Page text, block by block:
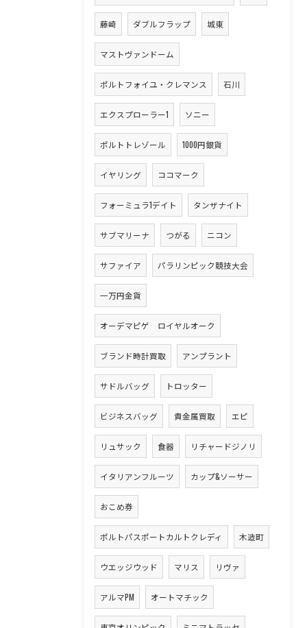
藤崎 ダブルフラップ 城東
マストヴァンドーム
ポルトフォイユ・クレマンス 石川
エクスプローラー1 ソニー
ポルトトレゾール 1000円銀貨
イヤリング ココマーク
フォーミュラ1デイト タンザナイト
サブマリーナ つがる ニコン
サファイア パラリンピック競技大会
一万円金貨
オーデマピゲ ロイヤルオーク
ブランド時計買取 アンプラント
サドルバッグ トロッター
ビジネスバッグ 貴金属買取 エピ
リュサック 食器 リチャードジノリ
イタリアンフルーツ カップ&ソーサー
おこめ券
ポルトパスポートカルトクレディ 木造町
ウエッジウッド マリス リヴァ
アルマPM オートマチック